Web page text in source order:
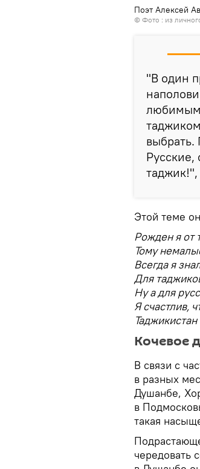
Поэт Алексей
© Фото : из
"В один
любимым
выбрать.
таджик!",
Этой теме
Рожден я от
Тому
Всегда я
Для
Ну а для
Я счастлив,
Кочевое
В связи с
в разных
Душанбе,
в
такая
чередовать